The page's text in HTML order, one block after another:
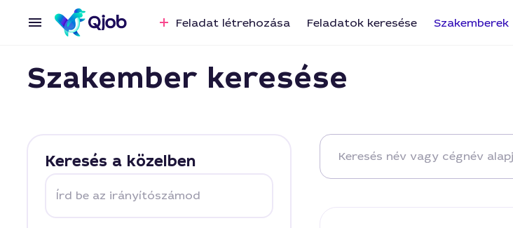
Feladat létrehozása Feladatok keresése Szakemberek
Szakember keresése
Keresés a közelben
Írd be az irányítószámod